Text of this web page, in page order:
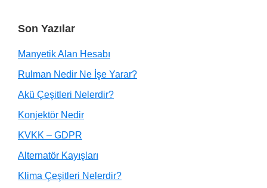
Son Yazılar
Manyetik Alan Hesabı
Rulman Nedir Ne İşe Yarar?
Akü Çeşitleri Nelerdir?
Konjektör Nedir
KVKK – GDPR
Alternatör Kayışları
Klima Çeşitleri Nelerdir?